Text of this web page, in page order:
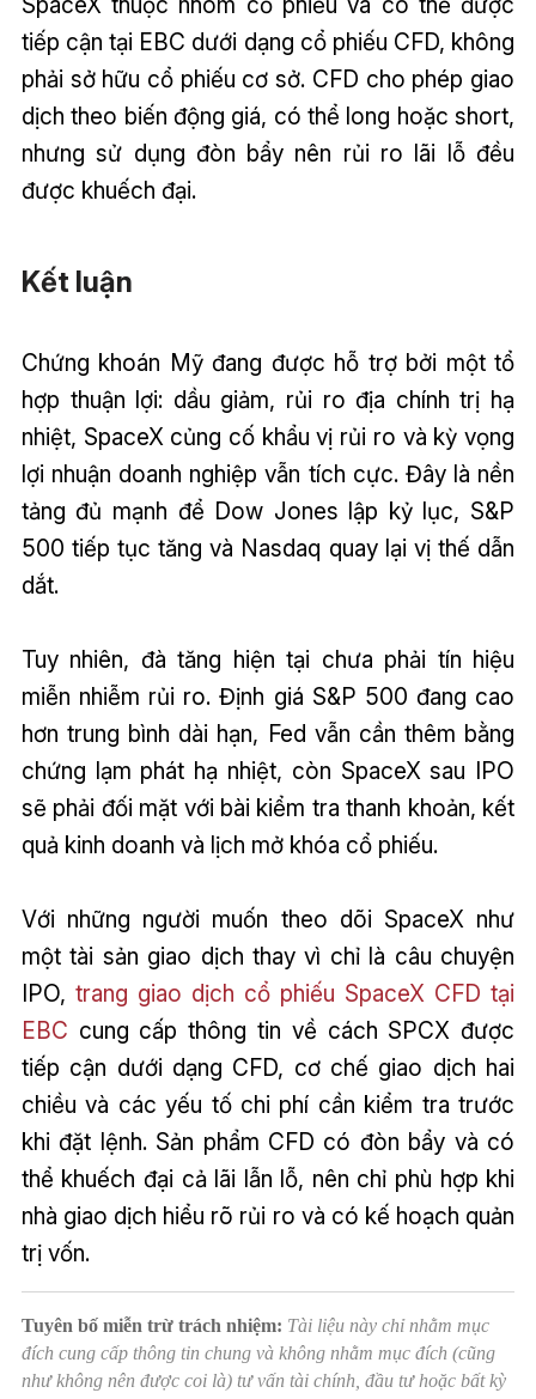
tiếp cận tại EBC dưới dạng cổ phiếu CFD, không
phải sở hữu cổ phiếu cơ sở. CFD cho phép giao
dịch theo biến động giá, có thể long hoặc short,
nhưng sử dụng đòn bẩy nên rủi ro lãi lỗ đều
được khuếch đại.
Kết luận
Chứng khoán Mỹ đang được hỗ trợ bởi một tổ
hợp thuận lợi: dầu giảm, rủi ro địa chính trị hạ
nhiệt, SpaceX củng cố khẩu vị rủi ro và kỳ vọng
lợi nhuận doanh nghiệp vẫn tích cực. Đây là nền
tảng đủ mạnh để Dow Jones lập kỷ lục, S&P
500 tiếp tục tăng và Nasdaq quay lại vị thế dẫn
dắt.
Tuy nhiên, đà tăng hiện tại chưa phải tín hiệu
miễn nhiễm rủi ro. Định giá S&P 500 đang cao
hơn trung bình dài hạn, Fed vẫn cần thêm bằng
chứng lạm phát hạ nhiệt, còn SpaceX sau IPO
sẽ phải đối mặt với bài kiểm tra thanh khoản, kết
quả kinh doanh và lịch mở khóa cổ phiếu.
Với những người muốn theo dõi SpaceX như
một tài sản giao dịch thay vì chỉ là câu chuyện
IPO, trang giao dịch cổ phiếu SpaceX CFD tại
EBC cung cấp thông tin về cách SPCX được
tiếp cận dưới dạng CFD, cơ chế giao dịch hai
chiều và các yếu tố chi phí cần kiểm tra trước
khi đặt lệnh. Sản phẩm CFD có đòn bẩy và có
thể khuếch đại cả lãi lẫn lỗ, nên chỉ phù hợp khi
nhà giao dịch hiểu rõ rủi ro và có kế hoạch quản
trị vốn.
Tuyên bố miễn trừ trách nhiệm: Tài liệu này chỉ nhằm mục
đích cung cấp thông tin chung và không nhằm mục đích (cũng
như không nên được coi là) tư vấn tài chính, đầu tư hoặc bất kỳ